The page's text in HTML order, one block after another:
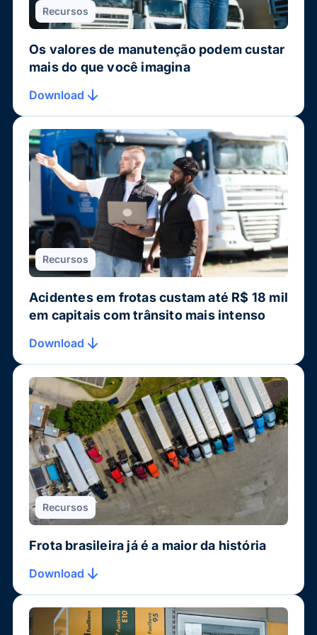
Recursos
Os valores de manutenção podem custar
mais do que você imagina
Download
Recursos
Acidentes em frotas custam até R$ 18 mil
em capitais com trânsito mais intenso
Download
Recursos
Frota brasileira já é a maior da história
Download